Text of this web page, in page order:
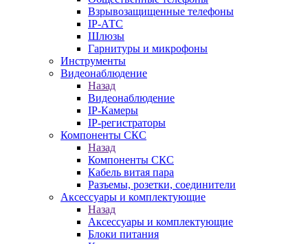
Взрывозащищенные телефоны
IP-АТС
Шлюзы
Гарнитуры и микрофоны
Инструменты
Видеонаблюдение
Назад
Видеонаблюдение
IP-Камеры
IP-регистраторы
Компоненты СКС
Назад
Компоненты СКС
Кабель витая пара
Разъемы, розетки, соединители
Аксессуары и комплектующие
Назад
Аксессуары и комплектующие
Блоки питания